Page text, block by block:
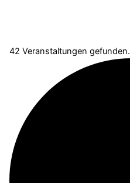
42 Veranstaltungen gefunden.